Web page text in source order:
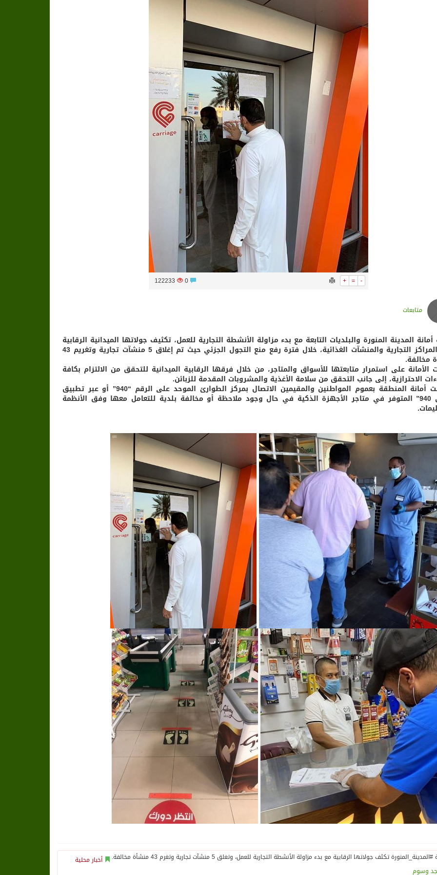
إلى المملكة لأداء فريضة الحج
البحرية وضمان حماية إمدادات الطاقة وسلاسل الإمداد
+ = -
0
122233
متابعات
المدينة المنورة والبلديات التابعة مع بدء مزاولة الأنشطة التجارية للعمل، تكثيف جولاتها الميدانية الرقابية
على المراكز التجارية والمنشآت الغذائية، خلال فترة رفع منع التجول الجزئي حيث تم إغلاق 5 منشآت تجارية وتغريم 43
مخالفة.
الأمانة على استمرار متابعتها للأسواق والمتاجر، من خلال فرقها الرقابية الميدانية للتحقق من الالتزام بكافة
الاحترازية، إلى جانب التحقق من سلامة الأغذية والمشروبات المقدمة للزبائن.
وأهابت أمانة المنطقة بعموم المواطنين والمقيمين الاتصال بمركز الطوارئ الموحد على الرقم “940” أو عبر تطبيق
“بلدي 940” المتوفر في متاجر الأجهزة الذكية في حال وجود ملاحظة أو مخالفة بلدية للتعامل معها وفق الأنظمة
أخبار محلية
وسوم